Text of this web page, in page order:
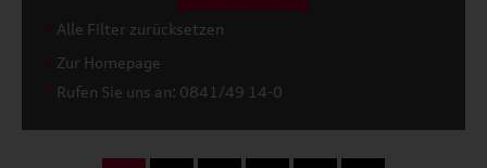
Alle Filter zurücksetzen
Zur Homepage
Rufen Sie uns an: 0841/49 14-0